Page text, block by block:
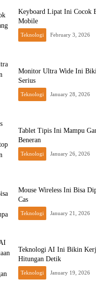
Keyboard Lipat Ini Cocok
Mobile
Teknologi February 3, 2026
Monitor Ultra Wide Ini
Serius
Teknologi January 28, 2026
Tablet Tipis Ini Mampu
Beneran
Teknologi January 26, 2026
Mouse Wireless Ini Bisa
Cas
Teknologi January 21, 2026
Teknologi AI Ini Bikin
Hitungan Detik
Teknologi January 19, 2026